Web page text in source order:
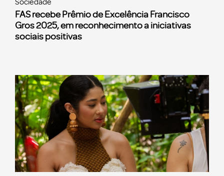
FAS recebe Prêmio de Excelência Francisco
Gros 2025, em reconhecimento a iniciativas
sociais positivas